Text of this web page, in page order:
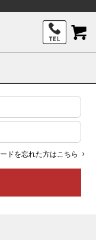
ドを忘れた方はこちら